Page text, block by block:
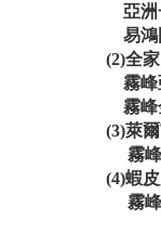
亞洲一店
易鴻門市
(2)全家
霧峰亞洲
霧峰金亞洲
(3)萊爾
霧峰亞大
(4)蝦皮
霧峰柳豐店